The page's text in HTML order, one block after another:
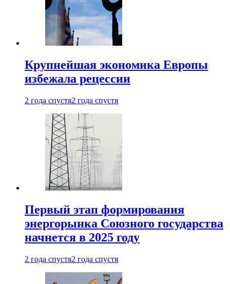
Крупнейшая экономика Европы
избежала рецессии
2 года спустя2 года спустя
Первый этап формирования
энергорынка Союзного государства
начнется в 2025 году
2 года спустя2 года спустя